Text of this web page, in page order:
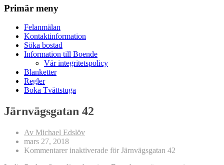
Primär meny
Felanmälan
Kontaktinformation
Söka bostad
Information till Boende
Vår integritetspolicy
Blanketter
Regler
Boka Tvättstuga
Järnvägsgatan 42
Av Michael Edslöv
mars 27, 2018
Kommentarer inaktiverade för Järnvägsgatan 42